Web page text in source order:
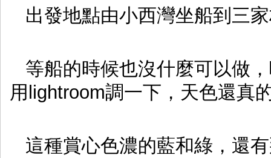
出發地點由小西灣坐船到三
等船的時候也沒什麼可以做
用lightroom調一下，天色還真
這種賞心色濃的藍和綠，還